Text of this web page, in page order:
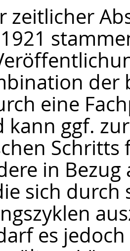
zeitlicher
der
eine
kann ggf.
Schritts
in
sich durch
es